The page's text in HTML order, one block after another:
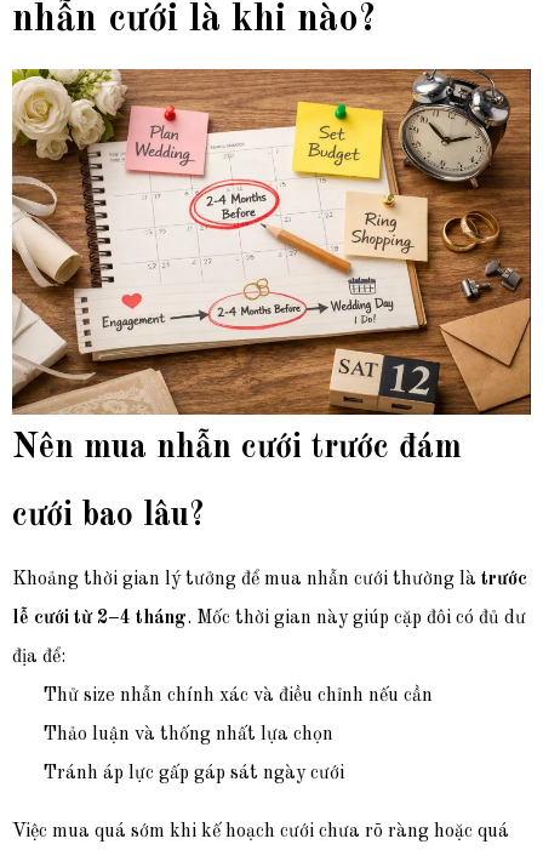
nhẫn cưới là khi nào?
Nên mua nhẫn cưới trước đám
cưới bao lâu?
Khoảng thời gian lý tưởng để mua nhẫn cưới thường là trước
lễ cưới từ 2–4 tháng. Mốc thời gian này giúp cặp đôi có đủ dư
địa để:
Thử size nhẫn chính xác và điều chỉnh nếu cần
Thảo luận và thống nhất lựa chọn
Tránh áp lực gấp gáp sát ngày cưới
Việc mua quá sớm khi kế hoạch cưới chưa rõ ràng hoặc quá